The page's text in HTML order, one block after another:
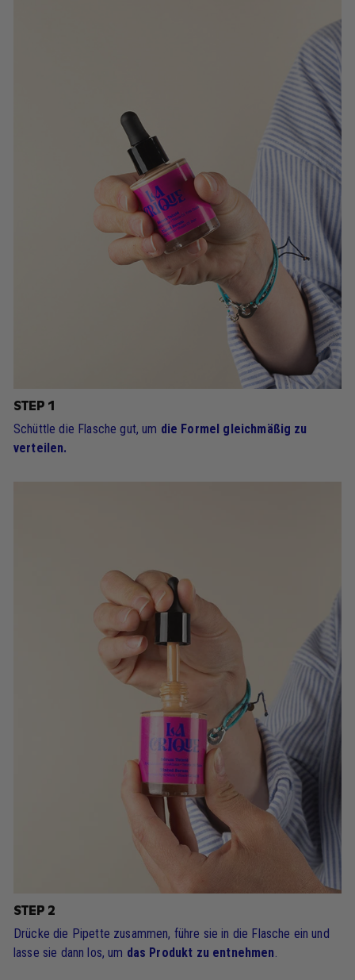
STEP 1
Schüttle die Flasche gut, um die Formel gleichmäßig zu
verteilen.
STEP 2
Drücke die Pipette zusammen, führe sie in die Flasche ein und
lasse sie dann los, um das Produkt zu entnehmen.